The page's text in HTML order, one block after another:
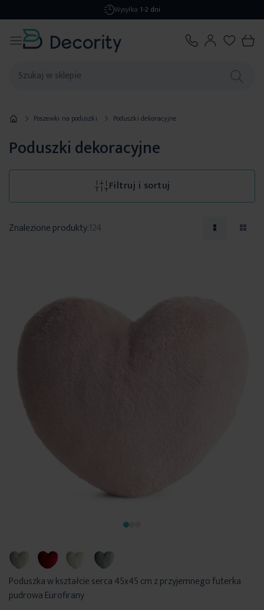
Darmowa dostawaod 299,99 zł
Poszewki na poduszki Poduszki dekoracyjne
Poduszki dekoracyjne
Filtruj i sortuj
Znalezione produkty:124
Poduszka w kształcie serca 45x45 cm z przyjemnego futerka
pudrowa Eurofirany